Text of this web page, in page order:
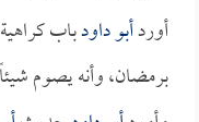
أوردأبو داودباب
برمضان، وأنه يصوم